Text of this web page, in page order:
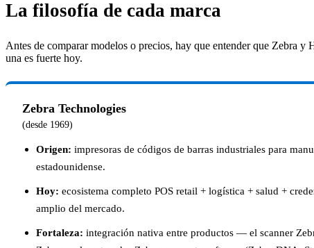
La filosofía de cada marca
Antes de comparar modelos o precios, hay que entender que Zebra y
una es fuerte hoy.
Zebra Technologies
(desde 1969)
Origen: impresoras de códigos de barras industriales para
estadounidense.
Hoy: ecosistema completo POS retail + logística + salud +
amplio del mercado.
Fortaleza: integración nativa entre productos — el scanner